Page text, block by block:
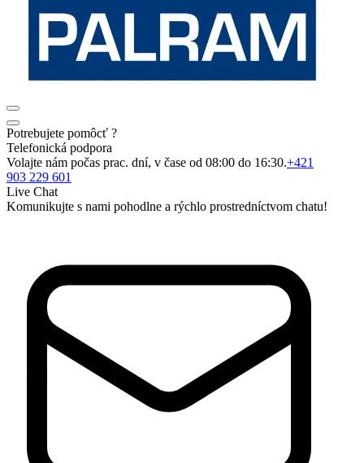
Potrebujete pomôcť ?
Telefonická podpora
Volajte nám počas prac. dní, v čase od 08:00 do 16:30.+421
903 229 601
Live Chat
Komunikujte s nami pohodlne a rýchlo prostredníctvom chatu!